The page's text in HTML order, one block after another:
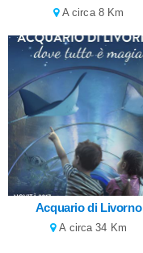
A circa 8 Km
Acquario di Livorno
A circa 34 Km